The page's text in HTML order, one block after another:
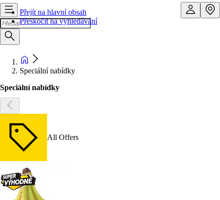
Přejít na hlavní obsah
Přeskočit na vyhledávání
Speciální nabídky
Speciální nabídky
All Offers